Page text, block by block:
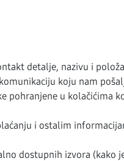
detalje, nazivu i
koju nam
pohranjene u kolačićima
i ostalim
dostupnih izvora (kako